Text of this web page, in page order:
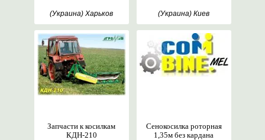
(Украина) Харьков (Украина) Киев
Запчасти к косилкам
КДН-210
Сенокосилка роторная
1,35м без кардана